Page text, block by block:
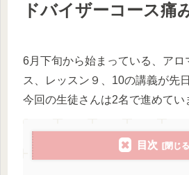
ドバイザーコース痛
6月下旬から始まっている、アロ
ス、レッスン９、10の講義が先
今回の生徒さんは2名で進めてい
目次